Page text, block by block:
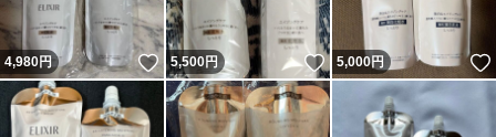
4,980円 いいね！
5,500円 いいね！
5,000円